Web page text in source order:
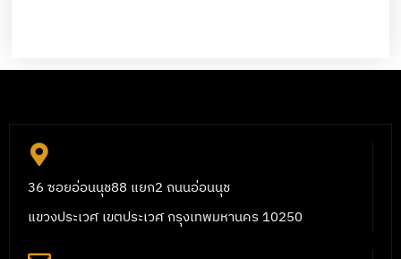
36 ซอยอ่อนนุช88 แยก2 ถนนอ่อนนุช
แขวงประเวศ เขตประเวศ กรุงเทพมหานคร 10250